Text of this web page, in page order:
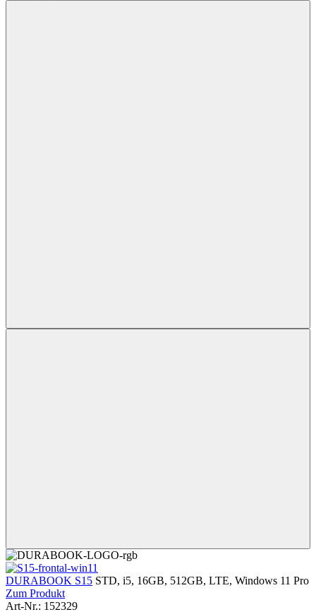
DURABOOK S15 STD, i5, 16GB, 512GB, LTE, Windows 11 Pro
Zum Produkt
Art-Nr.: 152329